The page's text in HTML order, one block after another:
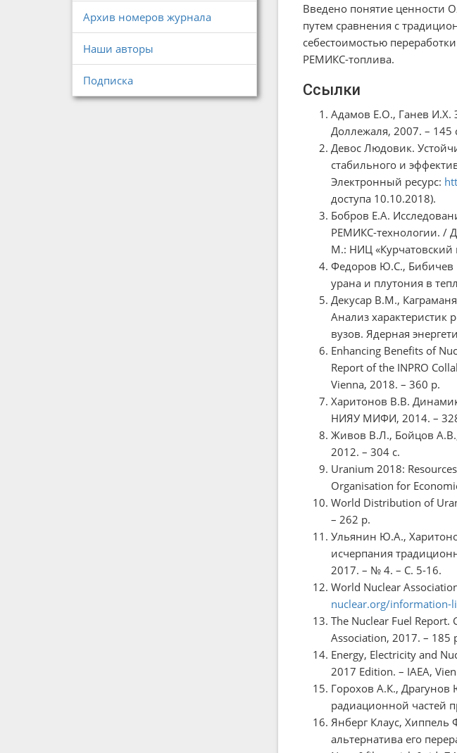
Архив номеров журнала
Наши авторы
Подписка
Введено понятие ценности
путем сравнения с
себестоимостью
РЕМИКС-топлива.
Ссылки
Адамов Е.О., Ганев И.Х.
Доллежаля, 2007. – 145
Девос Людовик.
стабильного и
Электронный ресурс:
доступа 10.10.2018).
Бобров Е.А.
РЕМИКС-технологии. /
М.: НИЦ «Курчатовский
Федоров Ю.С., Бибичев
урана и плутония в
Декусар В.М.,
Анализ характеристик
вузов. Ядерная
Enhancing Benefits of
Report of the INPRO
Vienna, 2018. – 360 p.
Харитонов В.В.
НИЯУ МИФИ, 2014. –
Живов В.Л., Бойцов
2012. – 304 с.
Uranium 2018:
Organisation for
World Distribution of
– 262 р.
Ульянин Ю.А.,
исчерпания
2017. – № 4. – С. 5-16.
World Nuclear
nuclear.org/information-
The Nuclear Fuel
Association, 2017. – 185
Energy, Electricity and
2017 Edition. – IAEA,
Горохов А.К.,
радиационной частей
Янберг Клаус, Хиппель
альтернатива его